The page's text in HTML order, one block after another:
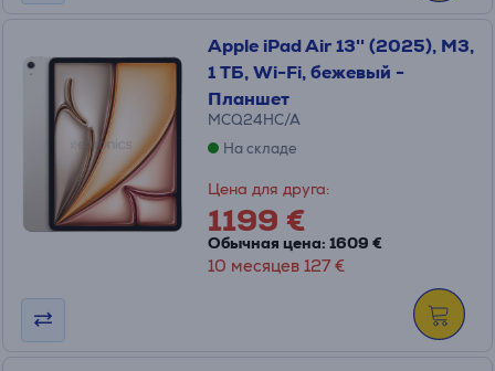
Apple iPad Air 13'' (2025), M3,
1 ТБ, Wi-Fi, бежевый -
Планшет
MCQ24HC/A
На складе
Цена для друга:
1199 €
Обычная цена: 1609 €
10 месяцев 127 €